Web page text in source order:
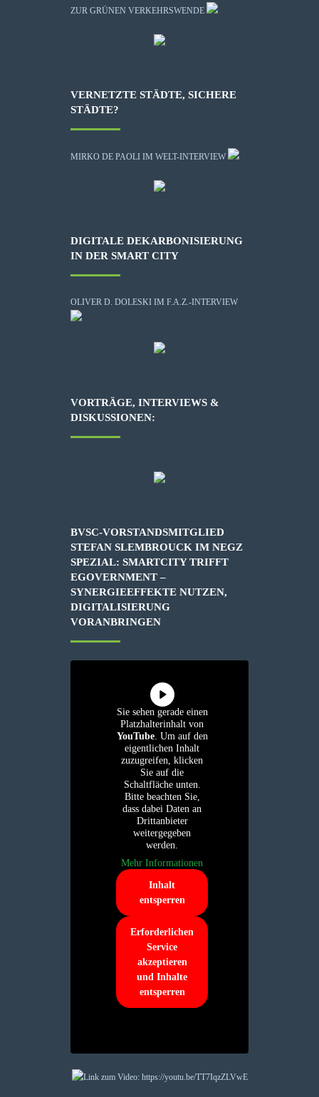
ZUR GRÜNEN VERKEHRSWENDE
VERNETZTE STÄDTE, SICHERE
STÄDTE?
MIRKO DE PAOLI IM WELT-INTERVIEW
DIGITALE DEKARBONISIERUNG
IN DER SMART CITY
OLIVER D. DOLESKI IM F.A.Z.-INTERVIEW
VORTRÄGE, INTERVIEWS &
DISKUSSIONEN:
BVSC-VORSTANDSMITGLIED
STEFAN SLEMBROUCK IM NEGZ
SPEZIAL: SMARTCITY TRIFFT
EGOVERNMENT –
SYNERGIEEFFEKTE NUTZEN,
DIGITALISIERUNG
VORANBRINGEN
Sie sehen gerade einen
Platzhalterinhalt von
YouTube. Um auf den
eigentlichen Inhalt
zuzugreifen, klicken
Sie auf die
Schaltfläche unten.
Bitte beachten Sie,
dass dabei Daten an
Drittanbieter
weitergegeben
werden.
Mehr Informationen
Inhalt
entsperren
Erforderlichen
Service
akzeptieren
und Inhalte
entsperren